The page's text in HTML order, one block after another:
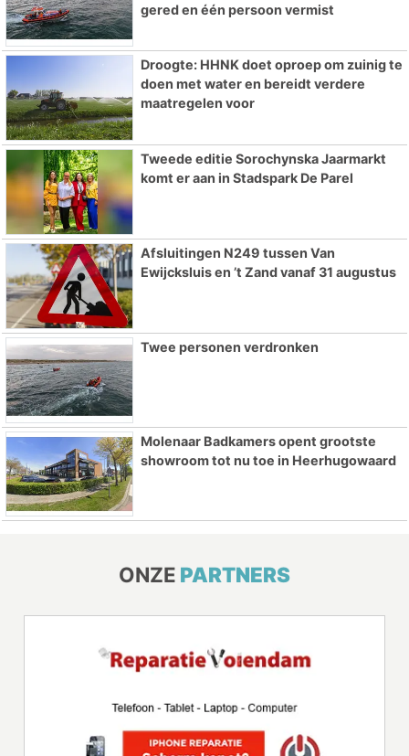
gered en één persoon vermist
Droogte: HHNK doet oproep om zuinig te
doen met water en bereidt verdere
maatregelen voor
Tweede editie Sorochynska Jaarmarkt
komt er aan in Stadspark De Parel
Afsluitingen N249 tussen Van
Ewijcksluis en ’t Zand vanaf 31 augustus
Twee personen verdronken
Molenaar Badkamers opent grootste
showroom tot nu toe in Heerhugowaard
ONZE PARTNERS